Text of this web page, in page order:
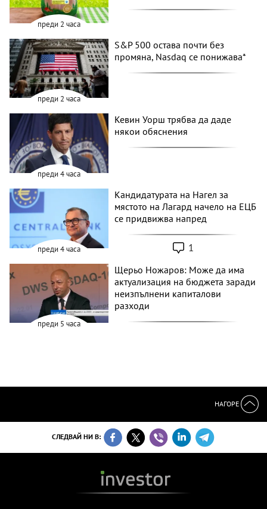
преди 2 часа
преди 2 часа
S&P 500 остава почти без
промяна, Nasdaq се понижава*
преди 4 часа
Кевин Уорш трябва да даде
някои обяснения
преди 4 часа
Кандидатурата на Нагел за
мястото на Лагард начело на ЕЦБ
се придвижва напред
1
преди 5 часа
Щерьо Ножаров: Може да има
актуализация на бюджета заради
неизпълнени капиталови
разходи
НАГОРЕ
СЛЕДВАЙ НИ В: